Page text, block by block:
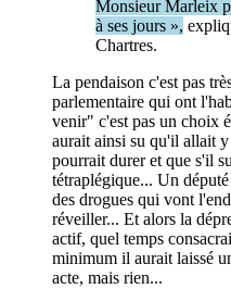
Monsieur Marleix
à ses jours »,
Chartres.
La pendaison c'est pas
parlementaire qui ont
venir" c'est pas un choix
aurait ainsi su qu'il allait
pourrait durer et que s'il
tétraplégique... Un
des drogues qui vont
réveiller... Et alors la
actif, quel temps
minimum il aurait laissé
acte, mais rien...